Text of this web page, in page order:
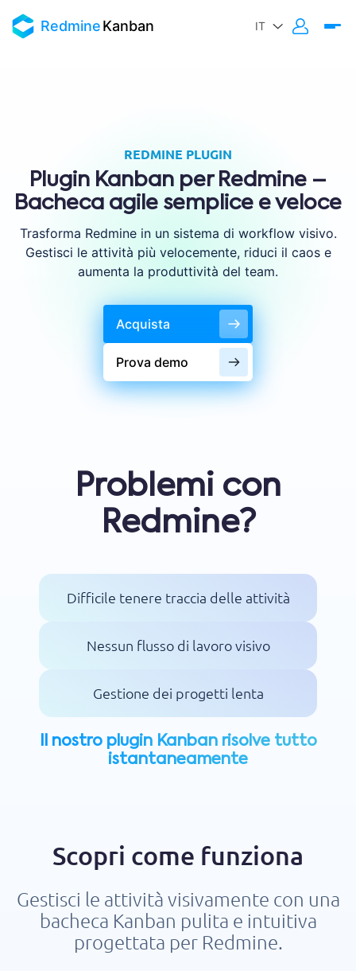
RedmineKanban
REDMINE PLUGIN
Plugin Kanban per Redmine –
Bacheca agile semplice e veloce
Trasforma Redmine in un sistema di workflow visivo.
Gestisci le attività più velocemente, riduci il caos e
aumenta la produttività del team.
Acquista
Prova demo
Problemi con
Redmine?
Difficile tenere traccia delle attività
Nessun flusso di lavoro visivo
Gestione dei progetti lenta
Il nostro plugin Kanban risolve tutto
istantaneamente
Scopri come funziona
Gestisci le attività visivamente con una
bacheca Kanban pulita e intuitiva
progettata per Redmine.